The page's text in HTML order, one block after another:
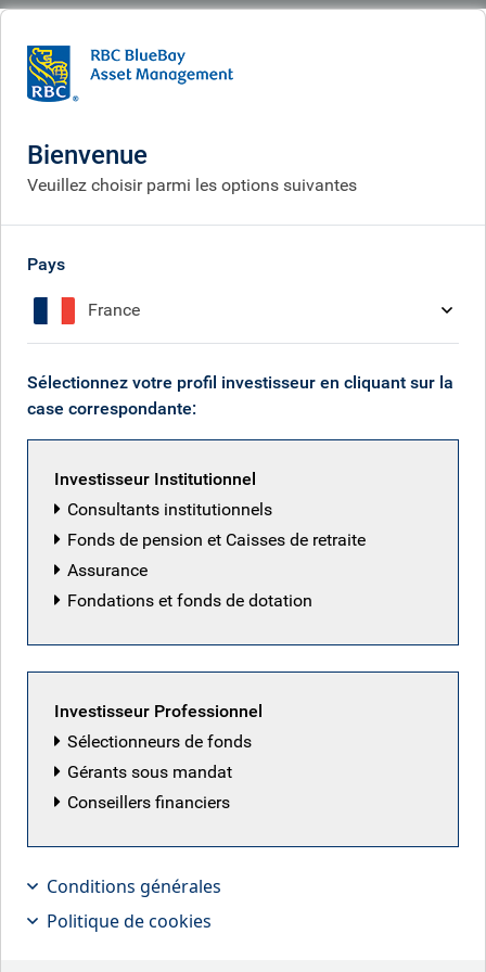
What we think
Marché obligataire européen
: cinq réflexions du mois
May 11, 2026
Neil Mehta
Neil Mehta, gestionnaire de
portefeuille, assemble pour nous le
puzzle des marchés
Bienvenue
Veuillez choisir parmi les options suivantes
Pays
France
Sélectionnez votre profil investisseur en cliquant sur la
case correspondante:
Investisseur Institutionnel
Consultants institutionnels
Fonds de pension et Caisses de retraite
Assurance
Fondations et fonds de dotation
Investisseur Professionnel
Sélectionneurs de fonds
Gérants sous mandat
Conseillers financiers
Conditions générales
Politique de cookies